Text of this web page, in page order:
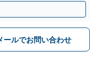
完備】
ールでお問い合わせ